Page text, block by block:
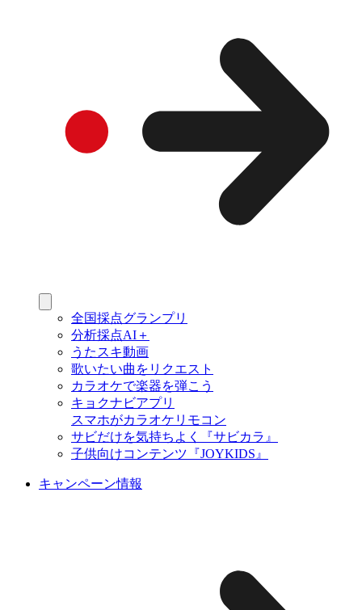
全国採点グランプリ
分析採点AI＋
うたスキ動画
歌いたい曲をリクエスト
カラオケで楽器を弾こう
キョクナビアプリ
スマホがカラオケリモコン
サビだけを気持ちよく『サビカラ』
子供向けコンテンツ『JOYKIDS』
キャンペーン情報